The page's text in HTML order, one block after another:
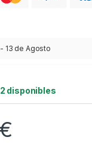
13 de Agosto
disponibles
€